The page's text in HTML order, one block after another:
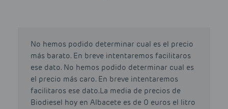
No hemos podido determinar cual es el precio
más barato. En breve intentaremos facilitaros
ese dato. No hemos podido determinar cual es
el precio más caro. En breve intentaremos
facilitaros ese dato.La media de precios de
Biodiesel hoy en Albacete es de 0 euros el litro